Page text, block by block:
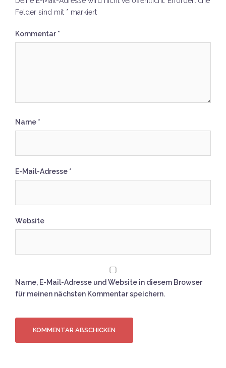
Felder sind mit * markiert
Kommentar*
Name *
E-Mail-Adresse *
Website
Name, E-Mail-Adresse und Website in diesem Browser
für meinen nächsten Kommentar speichern.